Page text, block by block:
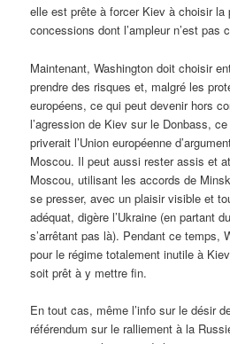
elle est prête à forcer Kiev à choisir la
concessions dont l’ampleur n’est pas
Maintenant, Washington doit choisir
prendre des risques et, malgré les
européens, ce qui peut devenir hors
l’agression de Kiev sur le Donbass,
priverait l’Union européenne
Moscou. Il peut aussi rester assis et
Moscou, utilisant les accords de
se presser, avec un plaisir visible et
adéquat, digère l’Ukraine (en partant
s’arrêtant pas là). Pendant ce temps,
pour le régime totalement inutile à
soit prêt à y mettre fin.
En tout cas, même l’info sur le désir
référendum sur le ralliement à la